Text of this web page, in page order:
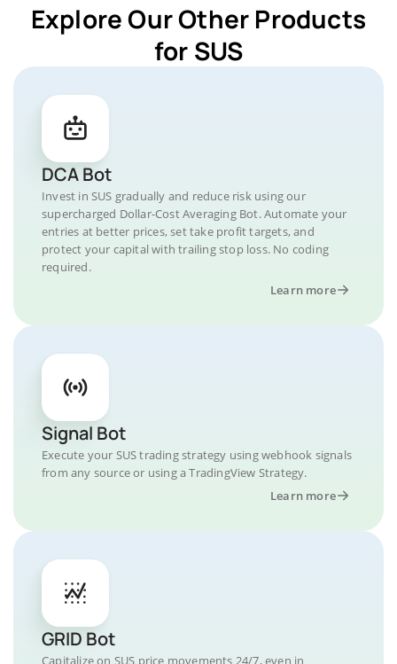
Explore Our Other Products
for SUS
DCA Bot
Invest in SUS gradually and reduce risk using our
supercharged Dollar-Cost Averaging Bot. Automate your
entries at better prices, set take profit targets, and
protect your capital with trailing stop loss. No coding
required.
Learn more
Signal Bot
Execute your SUS trading strategy using webhook signals
from any source or using a TradingView Strategy.
Learn more
GRID Bot
Capitalize on SUS price movements 24/7, even in